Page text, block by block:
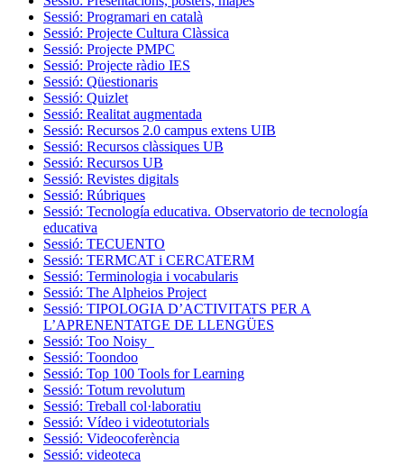
Sessió: Programari en català
Sessió: Projecte Cultura Clàssica
Sessió: Projecte PMPC
Sessió: Projecte ràdio IES
Sessió: Qüestionaris
Sessió: Quizlet
Sessió: Realitat augmentada
Sessió: Recursos 2.0 campus extens UIB
Sessió: Recursos clàssiques UB
Sessió: Recursos UB
Sessió: Revistes digitals
Sessió: Rúbriques
Sessió: Tecnología educativa. Observatorio de tecnología
educativa
Sessió: TECUENTO
Sessió: TERMCAT i CERCATERM
Sessió: Terminologia i vocabularis
Sessió: The Alpheios Project
Sessió: TIPOLOGIA D’ACTIVITATS PER A
L’APRENENTATGE DE LLENGÜES
Sessió: Too Noisy
Sessió: Toondoo
Sessió: Top 100 Tools for Learning
Sessió: Totum revolutum
Sessió: Treball col·laboratiu
Sessió: Vídeo i videotutorials
Sessió: Videocoferència
Sessió: videoteca